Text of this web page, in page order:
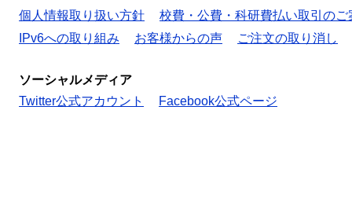
個人情報取り扱い方針
校費・公費・科研費払い取引のご
IPv6への取り組み
お客様からの声 ご注文の取り消し
ソーシャルメディア
Twitter公式アカウント
Facebook公式ページ